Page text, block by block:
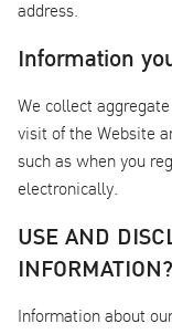
address.
Information
We collect
visit of the Website
such as when you
electronically.
USE AND
INFORMATION?
Information about